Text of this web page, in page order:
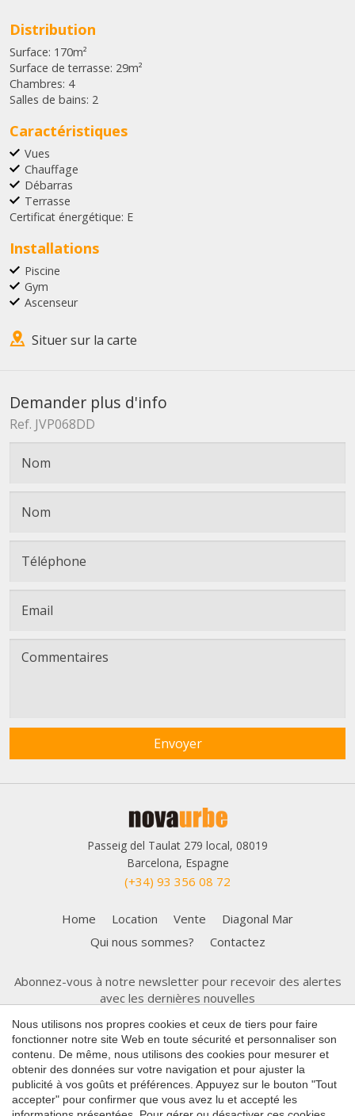
Distribution
Surface: 170m²
Surface de terrasse: 29m²
Chambres: 4
Salles de bains: 2
Caractéristiques
Vues
Chauffage
Débarras
Terrasse
Certificat énergétique: E
Installations
Piscine
Gym
Ascenseur
Situer sur la carte
Demander plus d'info
Ref. JVP068DD
Passeig del Taulat 279 local, 08019
Barcelona, Espagne
(+34) 93 356 08 72
Home Location Vente
Diagonal Mar
Qui nous sommes?
Contactez
Abonnez-vous à notre newsletter pour recevoir des alertes
avec les dernières nouvelles
Nous utilisons nos propres cookies et ceux de tiers pour faire
fonctionner notre site Web en toute sécurité et personnaliser son
contenu. De même, nous utilisons des cookies pour mesurer et
obtenir des données sur votre navigation et pour ajuster la
publicité à vos goûts et préférences. Appuyez sur le bouton "Tout
accepter" pour confirmer que vous avez lu et accepté les
Enregistrer les paramètres Tout accepter